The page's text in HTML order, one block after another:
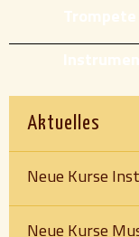
Aktuelles
Neue Kurse
Neue Kurse